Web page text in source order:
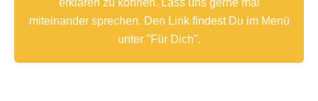
erklären zu können. Lass uns gerne mal
miteinander sprechen. Den Link findest Du im Menü
unter "Für Dich".